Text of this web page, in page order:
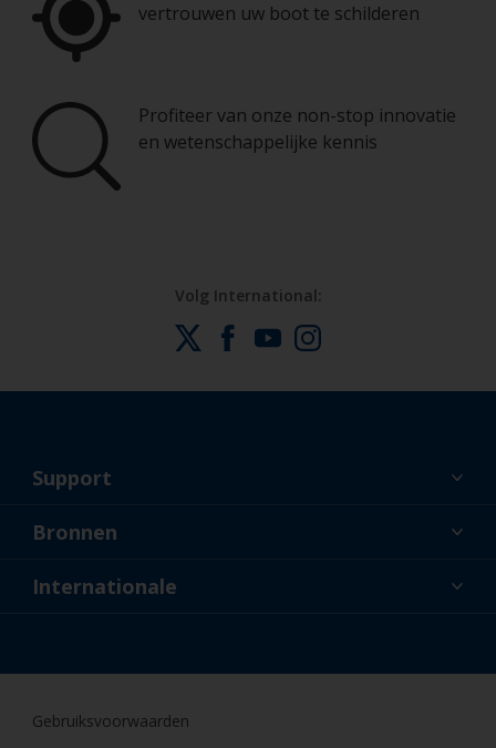
vertrouwen uw boot te schilderen
Profiteer van onze non-stop innovatie
en wetenschappelijke kennis
Volg International:
Support
Over ons
Bronnen
Nieuws
Internationale
Gebruiksvoorwaarden